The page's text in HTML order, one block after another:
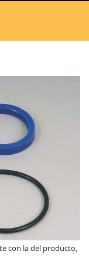
con la del producto,